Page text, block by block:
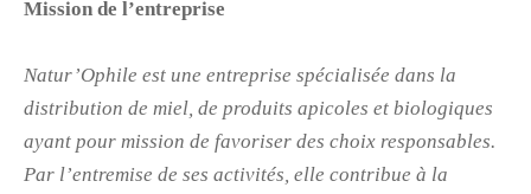
Mission de l’entreprise
Natur’Ophile est une entreprise spécialisée dans la
distribution de miel, de produits apicoles et biologiques
ayant pour mission de favoriser des choix responsables.
Par l’entremise de ses activités, elle contribue à la